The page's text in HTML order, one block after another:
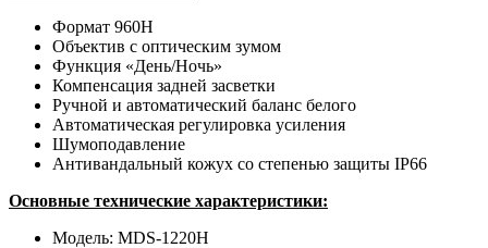
Формат 960Н
Объектив с оптическим зумом
Функция «День/Ночь»
Компенсация задней засветки
Ручной и автоматический баланс белого
Автоматическая регулировка усиления
Шумоподавление
Антивандальный кожух со степенью защиты IP66
Основные технические характеристики:
Модель: MDS-1220H